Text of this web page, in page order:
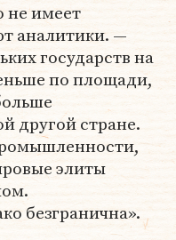
не имеет
аналитики. —
государств на
по площади,
другой стране.
элиты
безгранична».